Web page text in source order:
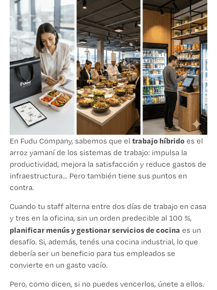
En Fudu Company, sabemos que el trabajo híbrido es el
arroz yamaní de los sistemas de trabajo: impulsa la
productividad, mejora la satisfacción y reduce gastos de
infraestructura… Pero también tiene sus puntos en
contra.
Cuando tu staff alterna entre dos días de trabajo en casa
y tres en la oficina, sin un orden predecible al 100 %,
planificar menús y gestionar servicios de cocina es un
desafío. Si, además, tenés una cocina industrial, lo que
debería ser un beneficio para tus empleados se
convierte en un gasto vacío.
Pero, como dicen, si no puedes vencerlos, únete a ellos.